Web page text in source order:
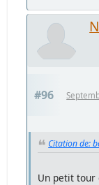
#96
Citation de:
Un petit tour